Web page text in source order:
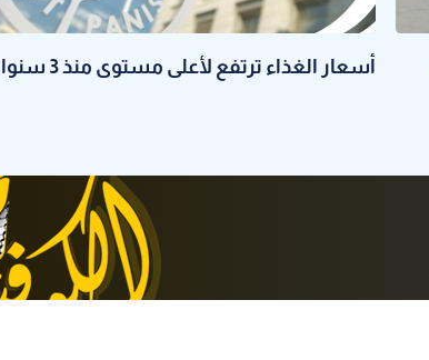
أسعار الغذاء ترتفع لأعلى مستوى منذ 3 سنوات